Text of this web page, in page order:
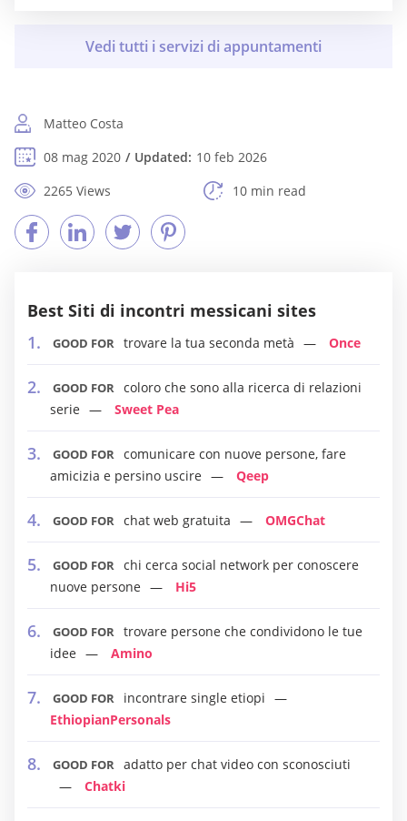
Matteo Costa
08 mag 2020
Updated: 10 feb 2026
2265 Views
10 min read
Best Siti di incontri messicani sites
GOOD FOR trovare la tua seconda metà Once
GOOD FOR coloro che sono alla ricerca di relazioni
serie
Sweet Pea
GOOD FOR comunicare con nuove persone, fare
amicizia e persino uscire
Qeep
GOOD FOR chat web gratuita OMGChat
GOOD FOR chi cerca social network per conoscere
nuove persone
Hi5
GOOD FOR trovare persone che condividono le tue
idee
Amino
GOOD FOR
incontrare single etiopi
EthiopianPersonals
GOOD FOR adatto per chat video con sconosciuti
Chatki